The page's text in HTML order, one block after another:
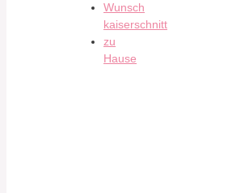
Wunsch
kaiserschnitt
zu
Hause